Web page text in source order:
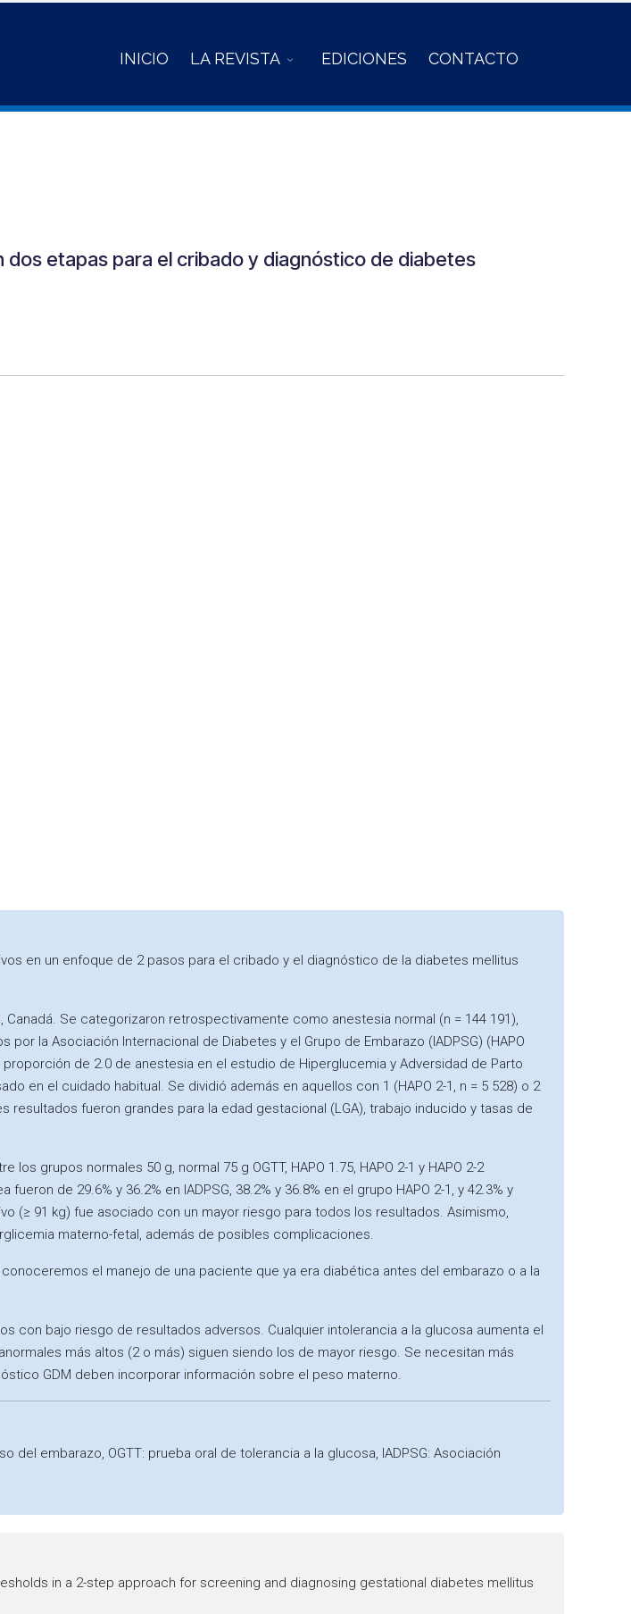
INICIO LA REVISTA EDICIONES CONTACTO
etapas para el cribado y diagnóstico de diabetes
en un enfoque de 2 pasos para el cribado y el diagnóstico de la diabetes mellitus
Se categorizaron retrospectivamente como anestesia normal (n = 144 191),
la Asociación Internacional de Diabetes y el Grupo de Embarazo (IADPSG) (HAPO
de 2.0 de anestesia en el estudio de Hiperglucemia y Adversidad de Parto
en el cuidado habitual. Se dividió además en aquellos con 1 (HAPO 2-1, n = 5 528) o 2
resultados fueron grandes para la edad gestacional (LGA), trabajo inducido y tasas de
los grupos normales 50 g, normal 75 g OGTT, HAPO 1.75, HAPO 2-1 y HAPO 2-2
de 29.6% y 36.2% en IADPSG, 38.2% y 36.8% en el grupo HAPO 2-1, y 42.3% y
(≥ 91 kg) fue asociado con un mayor riesgo para todos los resultados. Asimismo,
materno-fetal, además de posibles complicaciones.
el manejo de una paciente que ya era diabética antes del embarazo o a la
con bajo riesgo de resultados adversos. Cualquier intolerancia a la glucosa aumenta el
más altos (2 o más) siguen siendo los de mayor riesgo. Se necesitan más
GDM deben incorporar información sobre el peso materno.
del embarazo, OGTT: prueba oral de tolerancia a la glucosa, IADPSG: Asociación
in a 2-step approach for screening and diagnosing gestational diabetes mellitus